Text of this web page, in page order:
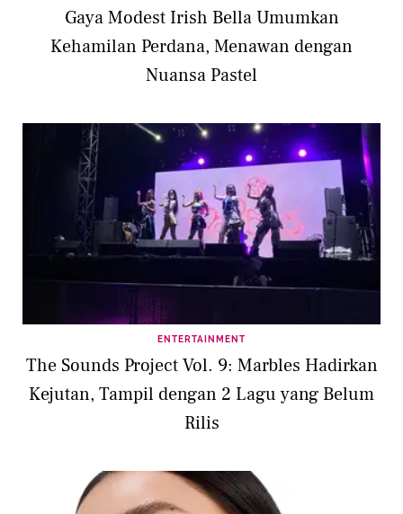
Gaya Modest Irish Bella Umumkan
Kehamilan Perdana, Menawan dengan
Nuansa Pastel
ENTERTAINMENT
The Sounds Project Vol. 9: Marbles Hadirkan
Kejutan, Tampil dengan 2 Lagu yang Belum
Rilis